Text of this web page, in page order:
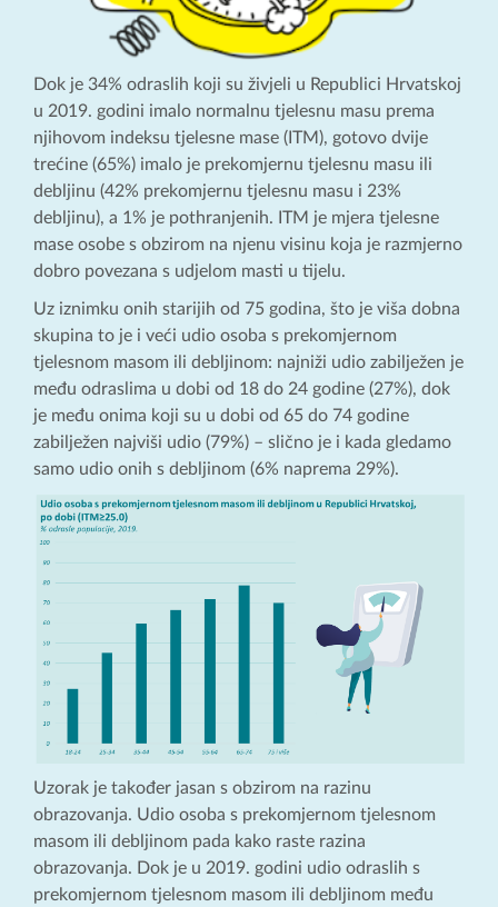
Dok je 34% odraslih koji su živjeli u Republici Hrvatskoj
u 2019. godini imalo normalnu tjelesnu masu prema
njihovom indeksu tjelesne mase (ITM), gotovo dvije
trećine (65%) imalo je prekomjernu tjelesnu masu ili
debljinu (42% prekomjernu tjelesnu masu i 23%
debljinu), a 1% je pothranjenih. ITM je mjera tjelesne
mase osobe s obzirom na njenu visinu koja je razmjerno
dobro povezana s udjelom masti u tijelu.
Uz iznimku onih starijih od 75 godina, što je viša dobna
skupina to je i veći udio osoba s prekomjernom
tjelesnom masom ili debljinom: najniži udio zabilježen je
među odraslima u dobi od 18 do 24 godine (27%), dok
je među onima koji su u dobi od 65 do 74 godine
zabilježen najviši udio (79%) – slično je i kada gledamo
samo udio onih s debljinom (6% naprema 29%).
Uzorak je također jasan s obzirom na razinu
obrazovanja. Udio osoba s prekomjernom tjelesnom
masom ili debljinom pada kako raste razina
obrazovanja. Dok je u 2019. godini udio odraslih s
prekomjernom tjelesnom masom ili debljinom među